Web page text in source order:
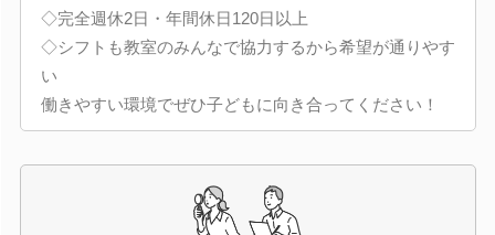
◇完全週休2日・年間休日120日以上
◇シフトも教室のみんなで協力するから希望が通りやす
い
働きやすい環境でぜひ子どもに向き合ってください！